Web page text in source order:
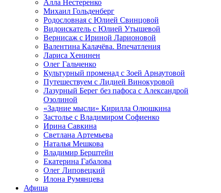
Алла Нестеренко
Михаил Гольденберг
Родословная с Юлией Свинцовой
Видоискатель с Юлией Утышевой
Вернисаж с Ириной Ларионовой
Валентина Калачёва. Впечатления
Лариса Хенинен
Олег Гальченко
Культурный променад с Зоей Арнаутовой
Путешествуем с Лидией Винокуровой
Лазурный Берег без пафоса с Александрой
Озолиной
«Задние мысли» Кирилла Олюшкина
Застолье с Владимиром Софиенко
Ирина Савкина
Светлана Артемьева
Наталья Мешкова
Владимир Берштейн
Екатерина Габалова
Олег Липовецкий
Илона Румянцева
Афиша